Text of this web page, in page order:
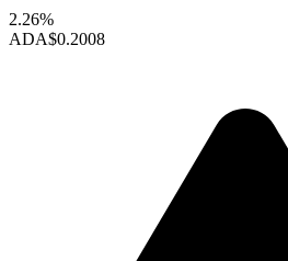
2.26%
ADA$0.2008